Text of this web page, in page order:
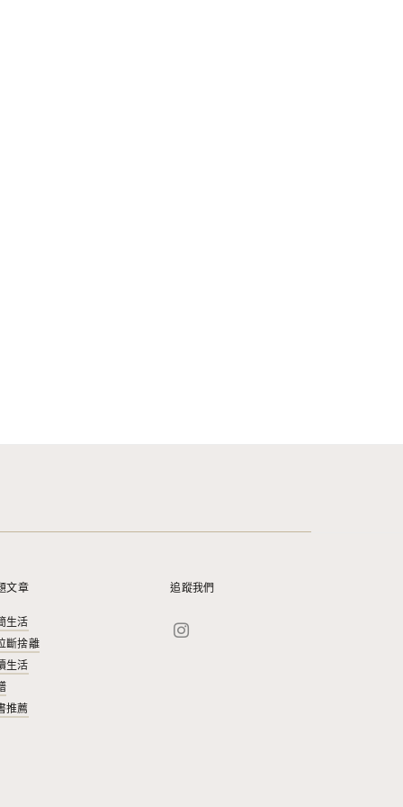
文章
生活
斷捨離
生活
推薦
追蹤我們